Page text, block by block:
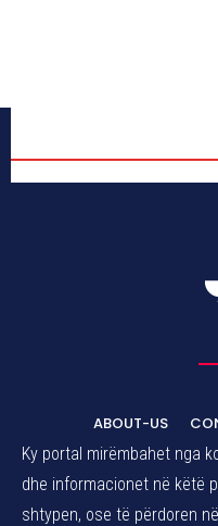
ABOUT-US
Ky portal mirëmbahet nga
dhe informacionet në këtë
shtypen, ose të përdoren